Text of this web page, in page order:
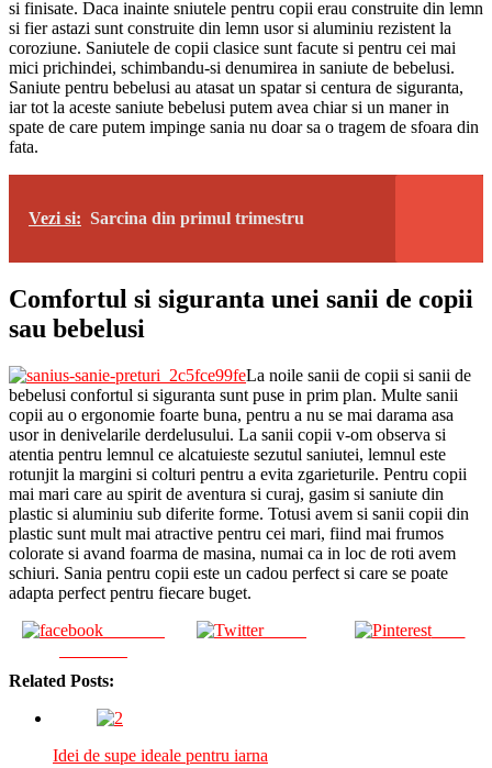
si finisate. Daca inainte sniutele pentru copii erau construite din lemn
si fier astazi sunt construite din lemn usor si aluminiu rezistent la
coroziune. Saniutele de copii clasice sunt facute si pentru cei mai
mici prichindei, schimbandu-si denumirea in saniute de bebelusi.
Saniute pentru bebelusi au atasat un spatar si centura de siguranta,
iar tot la aceste saniute bebelusi putem avea chiar si un maner in
spate de care putem impinge sania nu doar sa o tragem de sfoara din
fata.
Vezi si: Sarcina din primul trimestru
Comfortul si siguranta unei sanii de copii
sau bebelusi
La noile sanii de copii si sanii de
bebelusi confortul si siguranta sunt puse in prim plan. Multe sanii
copii au o ergonomie foarte buna, pentru a nu se mai darama asa
usor in denivelarile derdelusului. La sanii copii v-om observa si
atentia pentru lemnul ce alcatuieste sezutul saniutei, lemnul este
rotunjit la margini si colturi pentru a evita zgarieturile. Pentru copii
mai mari care au spirit de aventura si curaj, gasim si saniute din
plastic si aluminiu sub diferite forme. Totusi avem si sanii copii din
plastic sunt mult mai atractive pentru cei mari, fiind mai frumos
colorate si avand foarma de masina, numai ca in loc de roti avem
schiuri. Sania pentru copii este un cadou perfect si care se poate
adapta perfect pentru fiecare buget.
Tweet Save
Related Posts:
Idei de supe ideale pentru iarna